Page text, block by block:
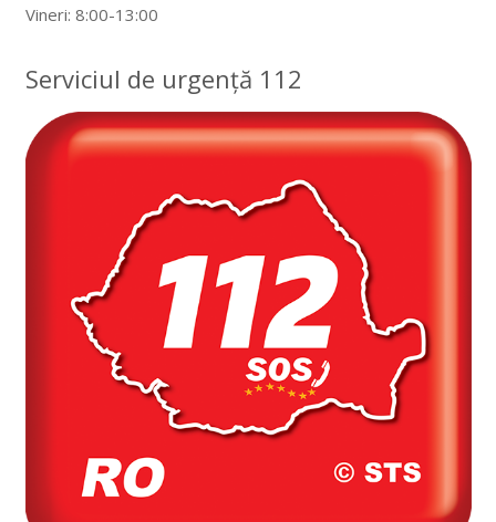
Vineri: 8:00-13:00
Serviciul de urgență 112